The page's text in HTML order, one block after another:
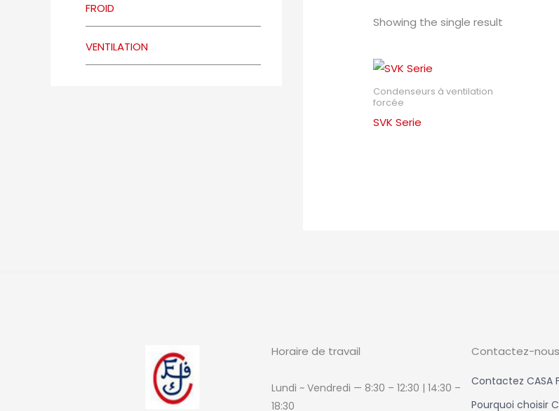
FROID
VENTILATION
Showing the single result
Condenseurs à ventilation
forcée
SVK Serie
Horaire de travail
Lundi ~ Vendredi — 8:30 – 12:30 | 14:30 –
18:30
Contactez-
Contactez CASA
Pourquoi choisir